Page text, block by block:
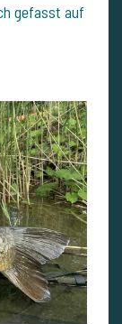
gefasst auf